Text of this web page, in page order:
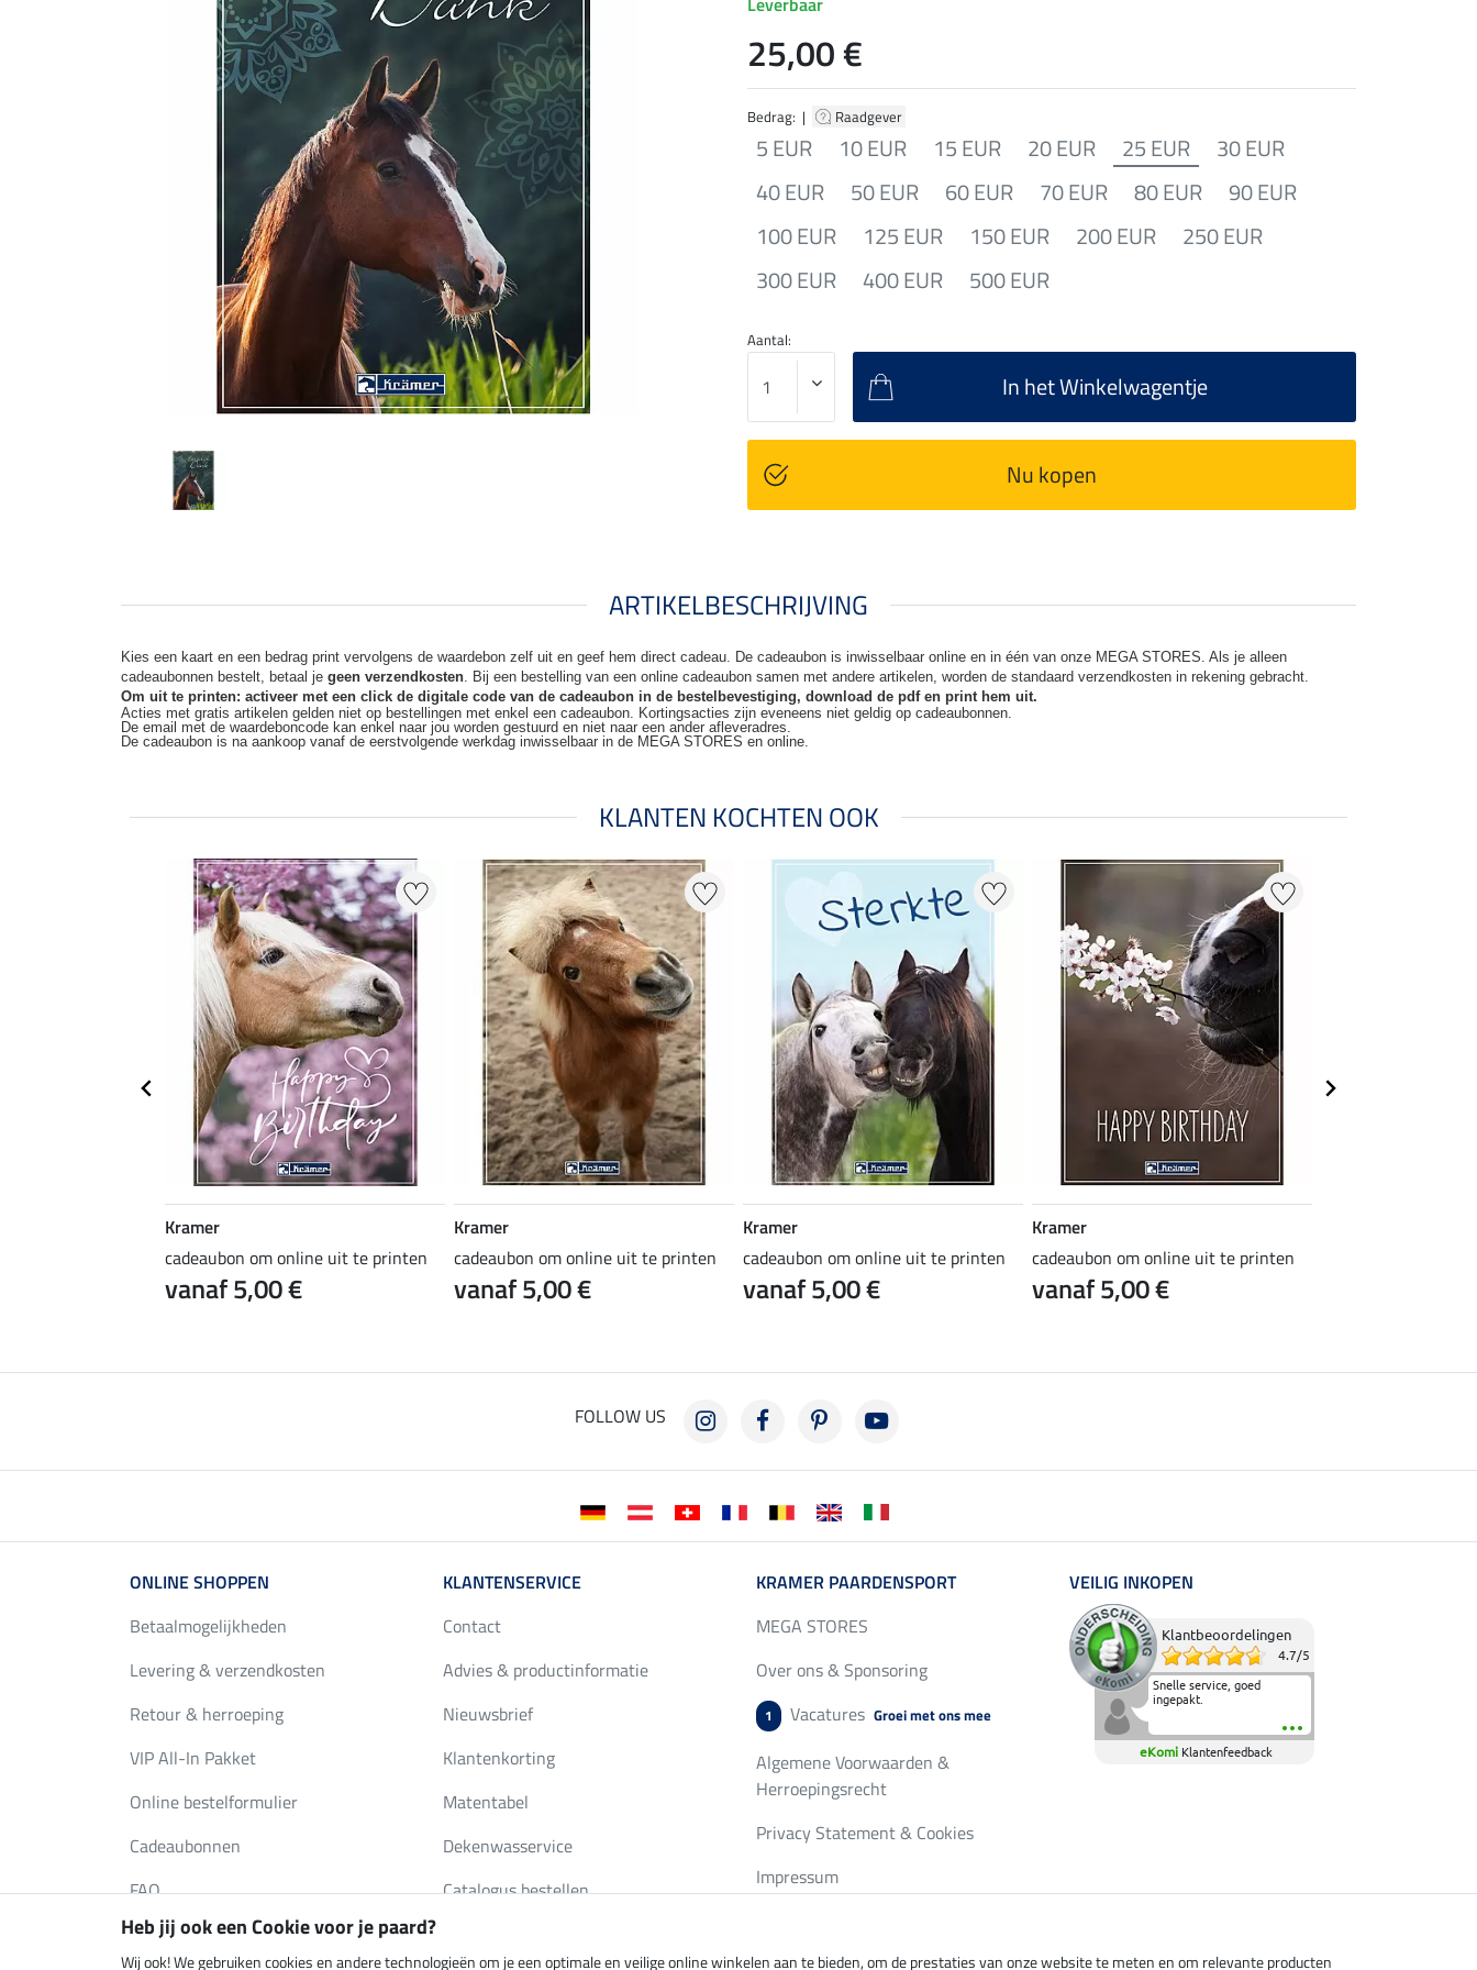
Bedrag: | Raadgever
5 EUR 10 EUR 15 EUR 20 EUR 25 EUR
30 EUR
40 EUR
50 EUR 60 EUR 70 EUR 80 EUR
90 EUR
100 EUR
125 EUR 150 EUR 200 EUR
250 EUR
300 EUR
400 EUR 500 EUR
25,00 €
Aantal:
In het Winkelwagentje
Nu kopen
ARTIKELBESCHRIJVING
Kies een kaart en een bedrag print vervolgens de waardebon zelf uit en geef hem direct cadeau. De cadeaubon is inwisselbaar online en in één van onze MEGA STORES. Als je alleen
cadeaubonnen bestelt, betaal je geen verzendkosten. Bij een bestelling van een online cadeaubon samen met andere artikelen, worden de standaard verzendkosten in rekening gebracht.
Om uit te printen: activeer met een click de digitale code van de cadeaubon in de bestelbevestiging, download de pdf en print hem uit.
Acties met gratis artikelen gelden niet op bestellingen met enkel een cadeaubon. Kortingsacties zijn eveneens niet geldig op cadeaubonnen.
De email met de waardeboncode kan enkel naar jou worden gestuurd en niet naar een ander afleveradres.
De cadeaubon is na aankoop vanaf de eerstvolgende werkdag inwisselbaar in de MEGA STORES en online.
KLANTEN KOCHTEN OOK
Kramer
cadeaubon om online uit te printen
vanaf 5,00 €
Kramer
cadeaubon om online uit te printen
vanaf 5,00 €
Kramer
cadeaubon om online uit te printen
vanaf 5,00 €
Kramer
cadeaubon om online uit te printen
vanaf 5,00 €
FOLLOW US
ONLINE SHOPPEN
Betaalmogelijkheden
Levering & verzendkosten
Retour & herroeping
VIP All-In Pakket
Online bestelformulier
Cadeaubonnen
FAQ
KLANTENSERVICE
Contact
Advies & productinformatie
Nieuwsbrief
Klantenkorting
Matentabel
Dekenwasservice
Catalogus bestellen
KRAMER PAARDENSPORT
MEGA STORES
Over ons & Sponsoring
1 Vacatures Groei met ons mee
Algemene Voorwaarden &
Herroepingsrecht
Privacy Statement & Cookies
Impressum
VEILIG INKOPEN
Klantbeoordelingen
4.7/5
Snelle service, goed
ingepakt.
eKomi Klantenfeedback
Heb jij ook een Cookie voor je paard?
Wij ook! We gebruiken cookies en andere technologieën om je een optimale en veilige online winkelen aan te bieden, om de prestaties van onze website te meten en om relevante producten